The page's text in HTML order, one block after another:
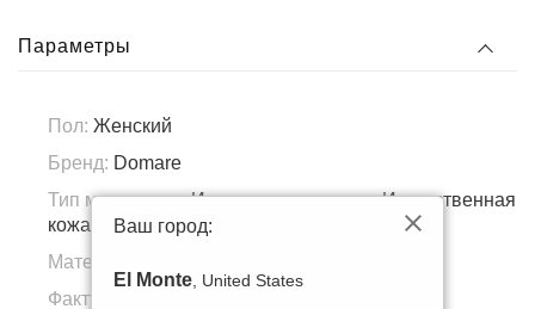
Параметры
Пол: Женский
Бренд: Domare
Тип материала:Искусственная кожа, Искусственная
кожа
Материал подкладка:
Фактура материала:
Ваш город:
El Monte , United States